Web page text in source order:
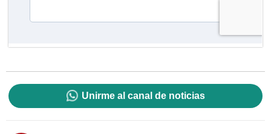
Unirme al canal de noticias